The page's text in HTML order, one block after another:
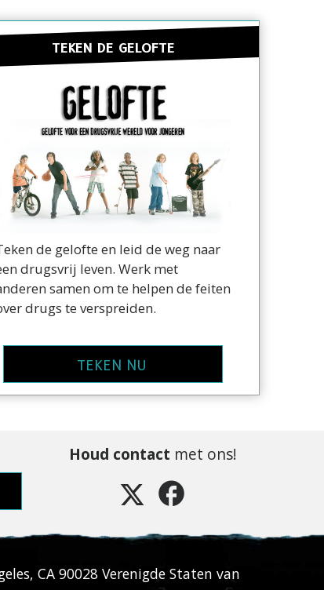
TEKEN DE GELOFTE
de gelofte en leid de weg naar
drugsvrij leven. Werk met
samen om te helpen de feiten
drugs te verspreiden.
TEKEN NU
Houd contact met ons!
,CA 90028 Verenigde Staten van